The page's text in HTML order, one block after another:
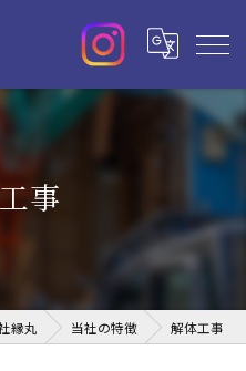
事
縁丸 当社の特徴 解体工事